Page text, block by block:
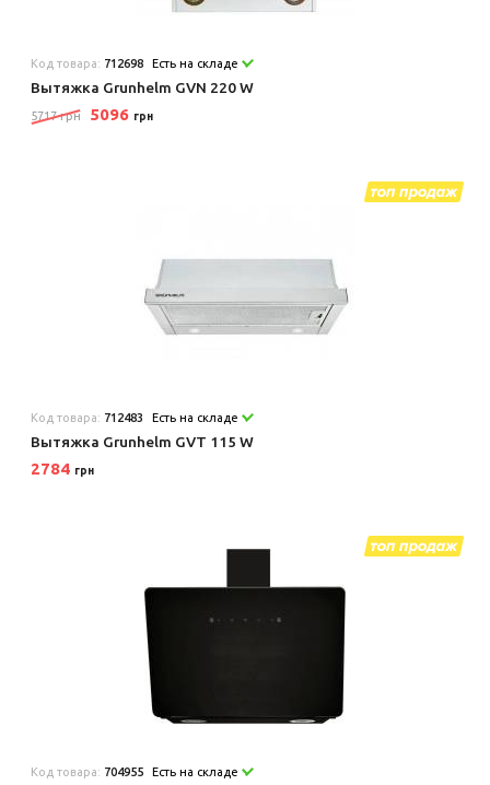
Код товара: 712698 Есть на складе
Вытяжка Grunhelm GVN 220 W
5717 грн 5096 грн
Код товара: 712483 Есть на складе
Вытяжка Grunhelm GVT 115 W
2784 грн
Код товара: 704955 Есть на складе